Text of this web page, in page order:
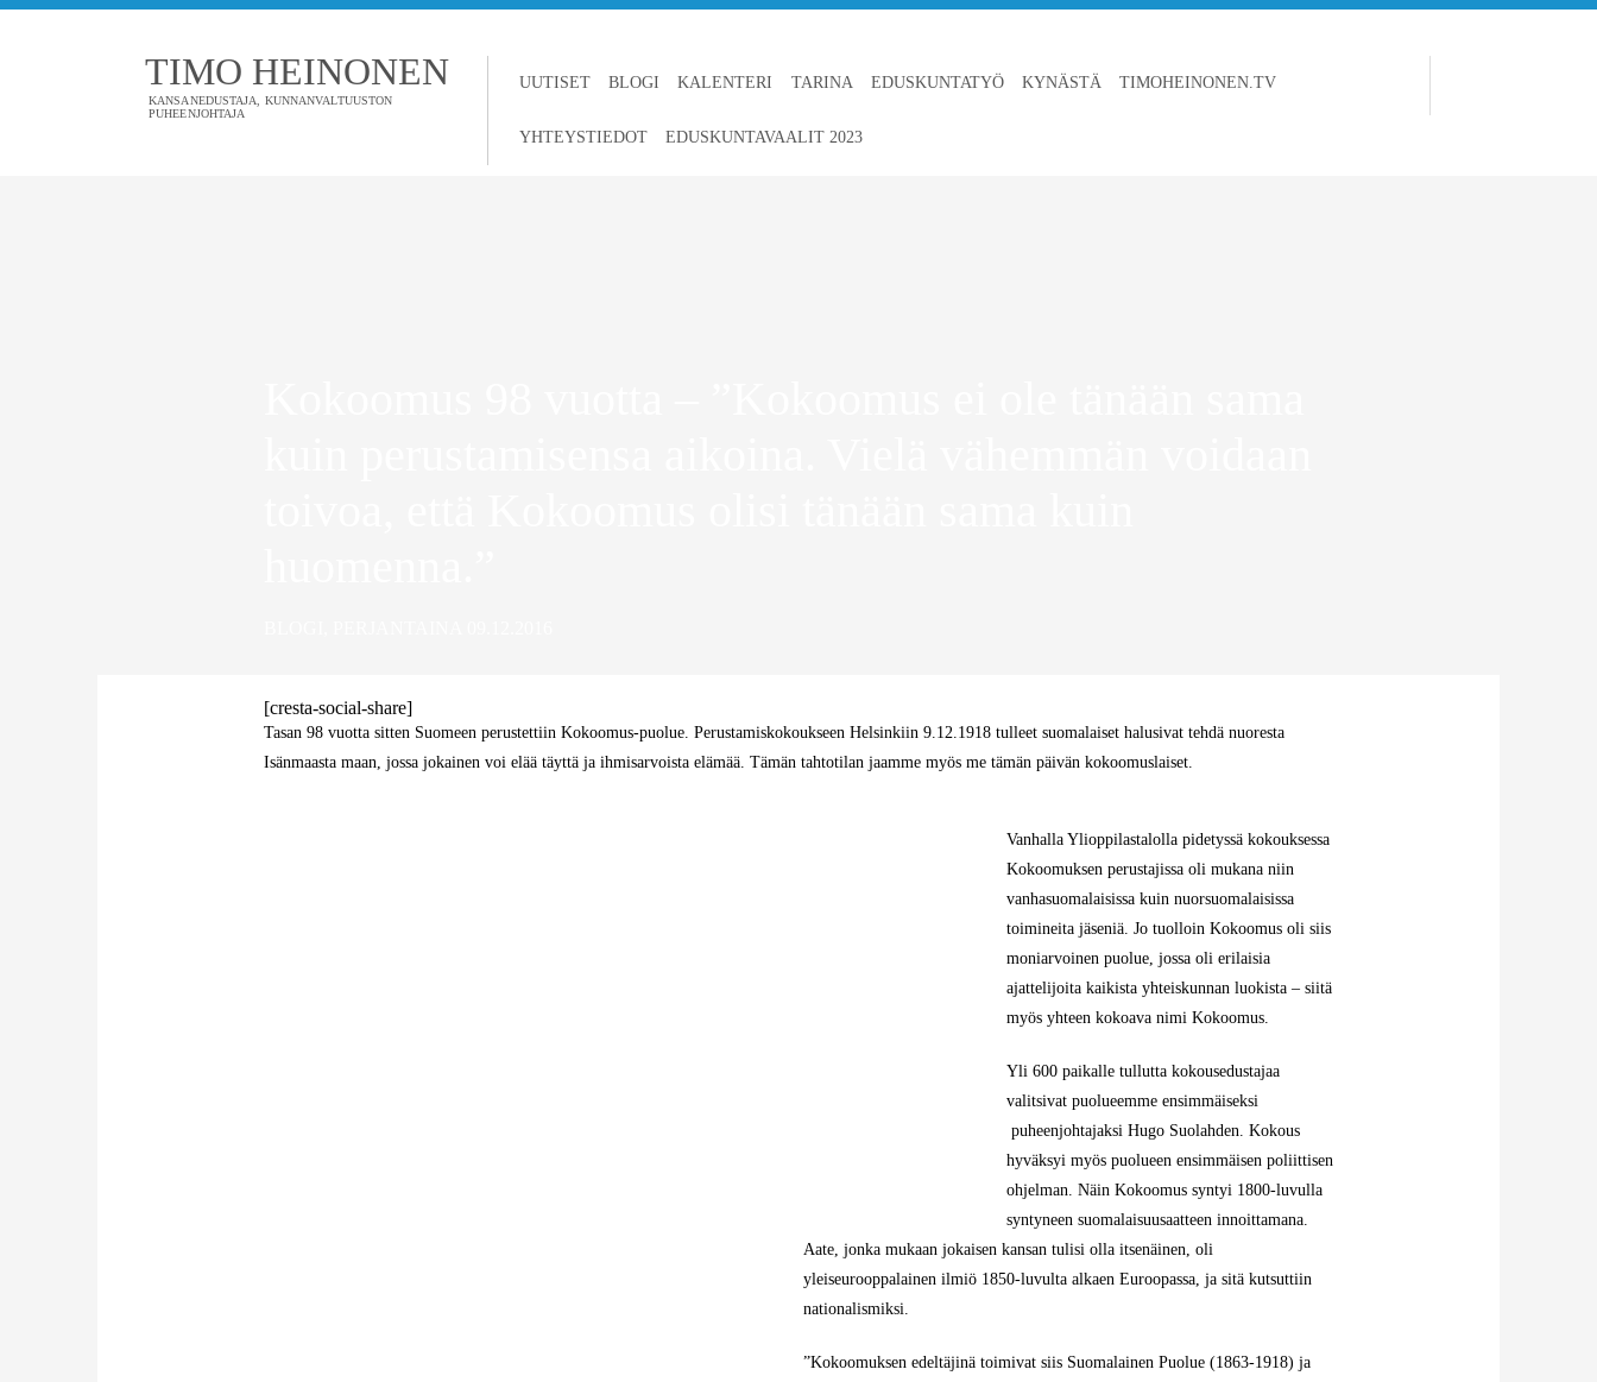
TIMO HEINONEN
KANSANEDUSTAJA, KUNNANVALTUUSTON
PUHEENJOHTAJA
UUTISET BLOGI KALENTERI TARINA EDUSKUNTATYÖ KYNÄSTÄ TIMOHEINONEN.TV
YHTEYSTIEDOT EDUSKUNTAVAALIT 2023
[cresta-social-share]
Tasan 98 vuotta sitten Suomeen perustettiin Kokoomus-puolue. Perustamiskokoukseen Helsinkiin 9.12.1918 tulleet suomalaiset halusivat tehdä nuoresta
Isänmaasta maan, jossa jokainen voi elää täyttä ja ihmisarvoista elämää. Tämän tahtotilan jaamme myös me tämän päivän kokoomuslaiset.
Vanhalla Ylioppilastalolla pidetyssä kokouksessa
Kokoomuksen perustajissa oli mukana niin
vanhasuomalaisissa kuin nuorsuomalaisissa
toimineita jäseniä. Jo tuolloin Kokoomus oli siis
moniarvoinen puolue, jossa oli erilaisia
ajattelijoita kaikista yhteiskunnan luokista – siitä
myös yhteen kokoava nimi Kokoomus.
Yli 600 paikalle tullutta kokousedustajaa
valitsivat puolueemme ensimmäiseksi
puheenjohtajaksi Hugo Suolahden. Kokous
hyväksyi myös puolueen ensimmäisen poliittisen
ohjelman. Näin Kokoomus syntyi 1800-luvulla
syntyneen suomalaisuusaatteen innoittamana.
Aate, jonka mukaan jokaisen kansan tulisi olla itsenäinen, oli
yleiseurooppalainen ilmiö 1850-luvulta alkaen Euroopassa, ja sitä kutsuttiin
nationalismiksi.
”Kokoomuksen edeltäjinä toimivat siis Suomalainen Puolue (1863-1918) ja